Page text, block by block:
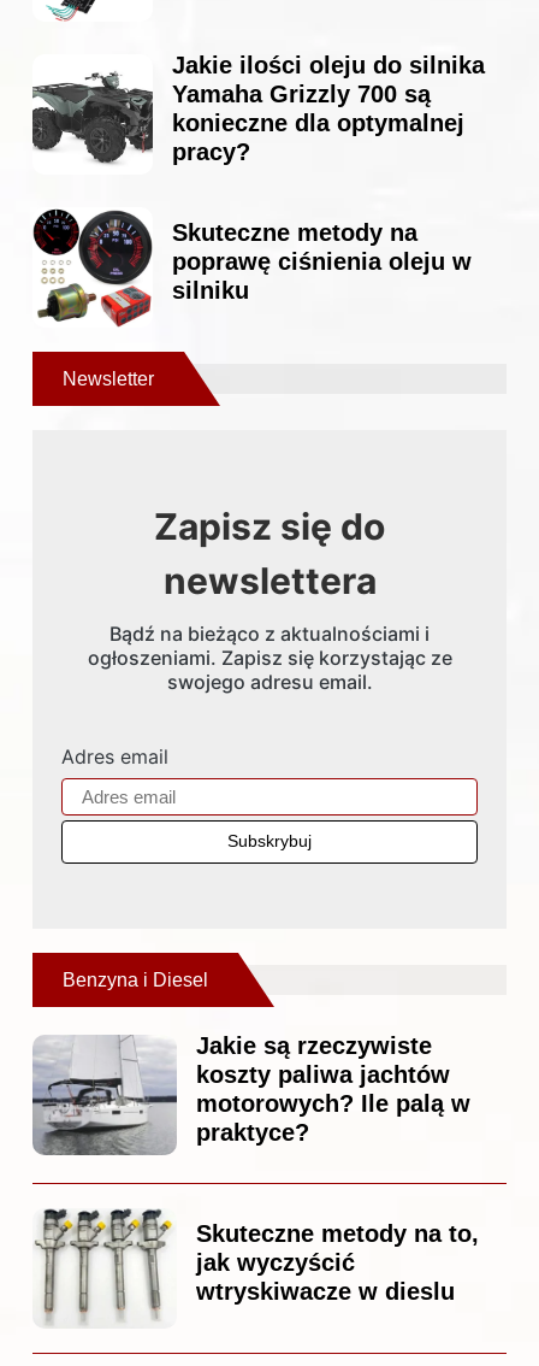
Jakie ilości oleju do silnika
Yamaha Grizzly 700 są
konieczne dla optymalnej
pracy?
Skuteczne metody na
poprawę ciśnienia oleju w
silniku
Newsletter
Zapisz się do
newslettera
Bądź na bieżąco z aktualnościami i
ogłoszeniami. Zapisz się korzystając ze
swojego adresu email.
Adres email
Benzyna i Diesel
Jakie są rzeczywiste
koszty paliwa jachtów
motorowych? Ile palą w
praktyce?
Skuteczne metody na to,
jak wyczyścić
wtryskiwacze w dieslu